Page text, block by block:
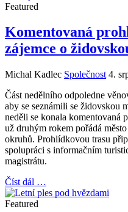
Featured
Komentovaná
zájemce o
Michal Kadlec Společnost 4.
Část nedělního odpoledne
aby se seznámili se židovskou
neděli se konala komentovaná
už druhým rokem pořádá
okruhů. Prohlídkovou trasu
spolupráci s informačním
magistrátu.
Číst dál …
Featured